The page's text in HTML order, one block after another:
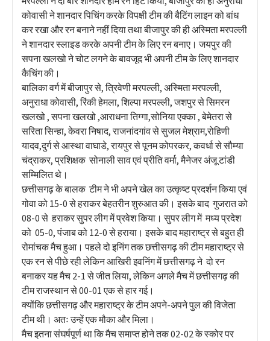
कोवासी ने शानदार पिचिंग करके विपक्षी टीम की बैटिंग लाइन को बांध
कर रखा और रन बनाने नहीं दिया तथा बीजापुर की ही अस्मिता मरपल्ली
ने शानदार स्लाइड करके अपनी टीम के लिए रन बनाए। जयपुर की
सपना खलखो ने चोट लगने के बावजूद भी अपनी टीम के लिए शानदार
कैचिंग की।
बालिका वर्ग में बीजापुर से, त्रिवेणी मरपल्ली, अस्मिता मरपल्ली,
अनुराधा कोवासी, रिंकी हेमला, शिल्पा मरपल्ली, जशपुर से सिमरन
खलखो , सपना खलखो ,आराधना तिग्गा,सोनिया एक्का , बेमेतरा से
सरिता सिन्हा, केवरा निषाद, राजनांदगांव से सुजल मेश्राम,रोहिणी
यादव,दुर्ग से आस्था वाघाडे, रायपुर से पूनम कोपरकर, कवर्धा से सौम्या
चंद्राकर, प्रशिक्षक सोनाली साव एवं प्रीति वर्मा, मैनेजर अंजू टांडी
सम्मिलित थे।
छत्तीसगढ़ के बालक टीम ने भी अपने खेल का उत्कृष्ट प्रदर्शन किया एवं
गोवा को 15-0 से हराकर बेहतरीन शुरुआत की। इसके बाद गुजरात को
08-0 से हराकर सुपर लीग में प्रवेश किया। सुपर लीग में मध्य प्रदेश
को 05-0, पंजाब को 12-0 से हराया। इसके बाद महाराष्ट्र से बहुत ही
रोमांचक मैच हुआ। पहले दो इनिंग तक छत्तीसगढ़ की टीम महाराष्ट्र से
एक रन से पीछे रही लेकिन आखिरी इवनिंग में छत्तीसगढ़ ने दो रन
बनाकर यह मैच 2-1 से जीत लिया, लेकिन अगले मैच में छत्तीसगढ़ की
टीम राजस्थान से 00-01 एक से हार गई।
क्योंकि छत्तीसगढ़ और महाराष्ट्र के टीम अपने-अपने पुल की विजेता
टीम थी। अतः उन्हें एक मौका और मिला।
मैच इतना संघर्षपूर्ण था कि मैच समाप्त होने तक 02-02 के स्कोर पर